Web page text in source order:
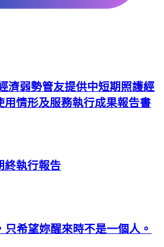
濟弱勢管友提供中短期照護經
用情形及服務執行成果報告書
終執行報告
希望妳醒來時不是一個人。